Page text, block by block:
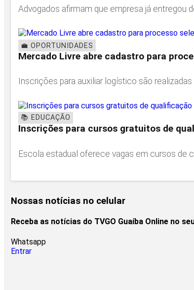
Advogados afirmam que empresa já entregou
💼 OPORTUNIDADES
Mercado Livre abre cadastro para
Inscrições para auxiliar logístico são
📚 EDUCAÇÃO
Inscrições para cursos gratuitos de
Escola estadual oferece vagas em cursos de
Nossas notícias no celular
Receba as notícias do TVGO Guaíba Online no
Whatsapp
Entrar